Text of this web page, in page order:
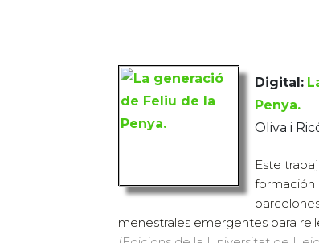
Digital:
Penya.
Oliva i
Este
formación
menestrales emergentes para